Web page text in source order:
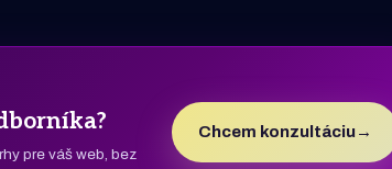
pre váš web, bez
Chcem konzultáciu→